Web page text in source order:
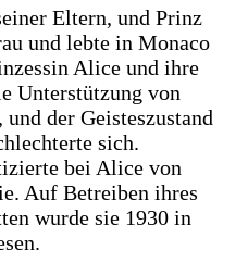
Eltern, und Prinz
und lebte in Monaco
Alice und ihre
Unterstützung von
der Geisteszustand
sich.
bei Alice von
Auf Betreiben ihres
wurde sie 1930 in